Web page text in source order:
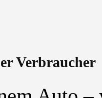
Verbraucher